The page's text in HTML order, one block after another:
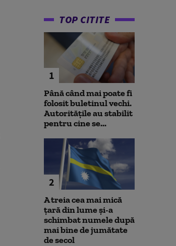
TOP CITITE
1
Până când mai poate fi
folosit buletinul vechi.
Autoritățile au stabilit
pentru cine se...
2
A treia cea mai mică
țară din lume și-a
schimbat numele după
mai bine de jumătate
de secol